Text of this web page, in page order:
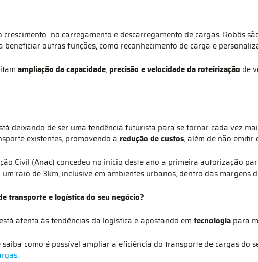
no carregamento e descarregamento de cargas. Robôs
beneficiar outras funções, como reconhecimento de carga e
ampliação da capacidade, precisão e velocidade da roteirização de
deixando de ser uma tendência futurista para se tornar cada vez
existentes, promovendo a redução de custos, além de não emitir
Civil (Anac) concedeu no início deste ano a primeira autorização
raio de 3km, inclusive em ambientes urbanos, dentro das margens
transporte e logística do seu negócio?
atenta às tendências da logística e apostando em tecnologia para
como é possível ampliar a eficiência do transporte de cargas do